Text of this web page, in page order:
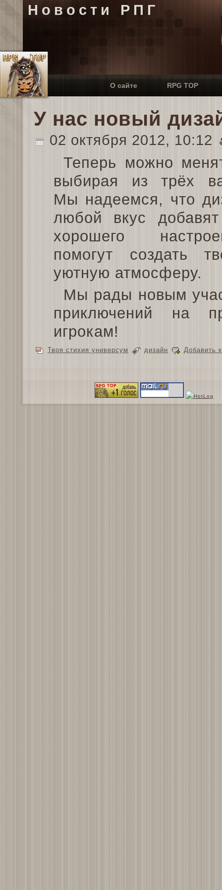
Новости РПГ
О сайте RPG TOP
У нас новый
02 октября 2012, 10:12
Теперь можно
выбирая из трёх
Мы надеемся, что
любой вкус
хорошего
помогут создать
уютную атмосферу.
Мы рады новым
приключений на
игрокам!
Твоя стихия универсум дизайн Добавить